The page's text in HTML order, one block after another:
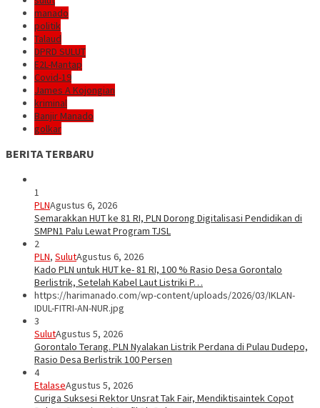
manado
politik
Talaud
DPRD SULUT
E2L-Mantap
Covid-19
James A Kojongian
kriminal
Banjir Manado
golkar
BERITA TERBARU
1
PLNAgustus 6, 2026
Semarakkan HUT ke 81 RI, PLN Dorong Digitalisasi Pendidikan di
SMPN1 Palu Lewat Program TJSL
2
PLN, SulutAgustus 6, 2026
Kado PLN untuk HUT ke- 81 RI, 100 % Rasio Desa Gorontalo
Berlistrik, Setelah Kabel Laut Listriki P…
https://harimanado.com/wp-content/uploads/2026/03/IKLAN-
IDUL-FITRI-AN-NUR.jpg
3
SulutAgustus 5, 2026
Gorontalo Terang. PLN Nyalakan Listrik Perdana di Pulau Dudepo,
Rasio Desa Berlistrik 100 Persen
4
EtalaseAgustus 5, 2026
Curiga Suksesi Rektor Unsrat Tak Fair, Mendiktisaintek Copot